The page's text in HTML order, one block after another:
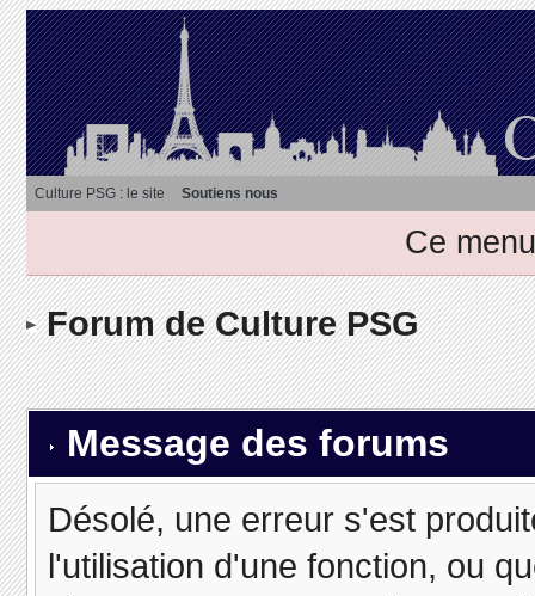
Culture PSG : le site Soutiens nous
Ce
Forum de Culture PSG
Message des forums
Désolé, une erreur s'est
l'utilisation d'une fonction, ou